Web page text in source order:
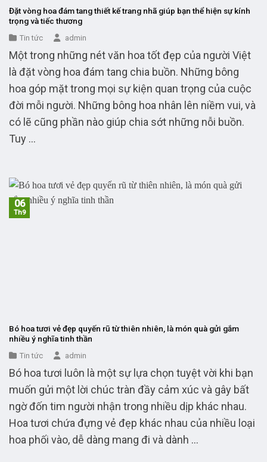
Đặt vòng hoa đám tang thiết kế trang nhã giúp bạn thể hiện sự kính
trọng và tiếc thương
Tin tức admin
Một trong những nét văn hoa tốt đẹp của người Việt
là đặt vòng hoa đám tang chia buồn. Những bông
hoa góp mặt trong mọi sự kiện quan trọng của cuộc
đời mỗi người. Những bông hoa nhân lên niềm vui, và
có lẽ cũng phần nào giúp chia sớt những nỗi buồn.
Tuy ...
Bó hoa tươi vẻ đẹp quyến rũ từ thiên nhiên, là món quà gửi gắm
nhiều ý nghĩa tinh thần
Tin tức admin
Bó hoa tươi luôn là một sự lựa chọn tuyệt vời khi bạn
muốn gửi một lời chúc tràn đầy cảm xúc và gây bất
ngờ đốn tim người nhận trong nhiều dịp khác nhau.
Hoa tươi chứa đựng vẻ đẹp khác nhau của nhiều loại
hoa phối vào, dễ dàng mang đi và dành ...
06
Th9